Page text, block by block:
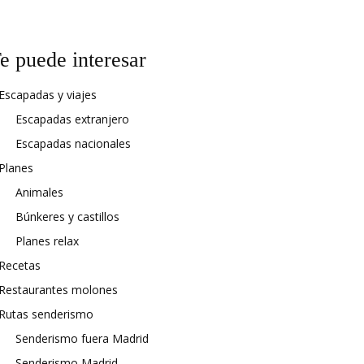
puede interesar
y viajes
Escapadas extranjero
Escapadas nacionales
Animales
Búnkeres y castillos
Planes relax
molones
senderismo
Senderismo fuera Madrid